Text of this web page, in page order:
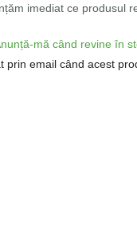
imediat ce produsul
mă când revine în
prin email când acest